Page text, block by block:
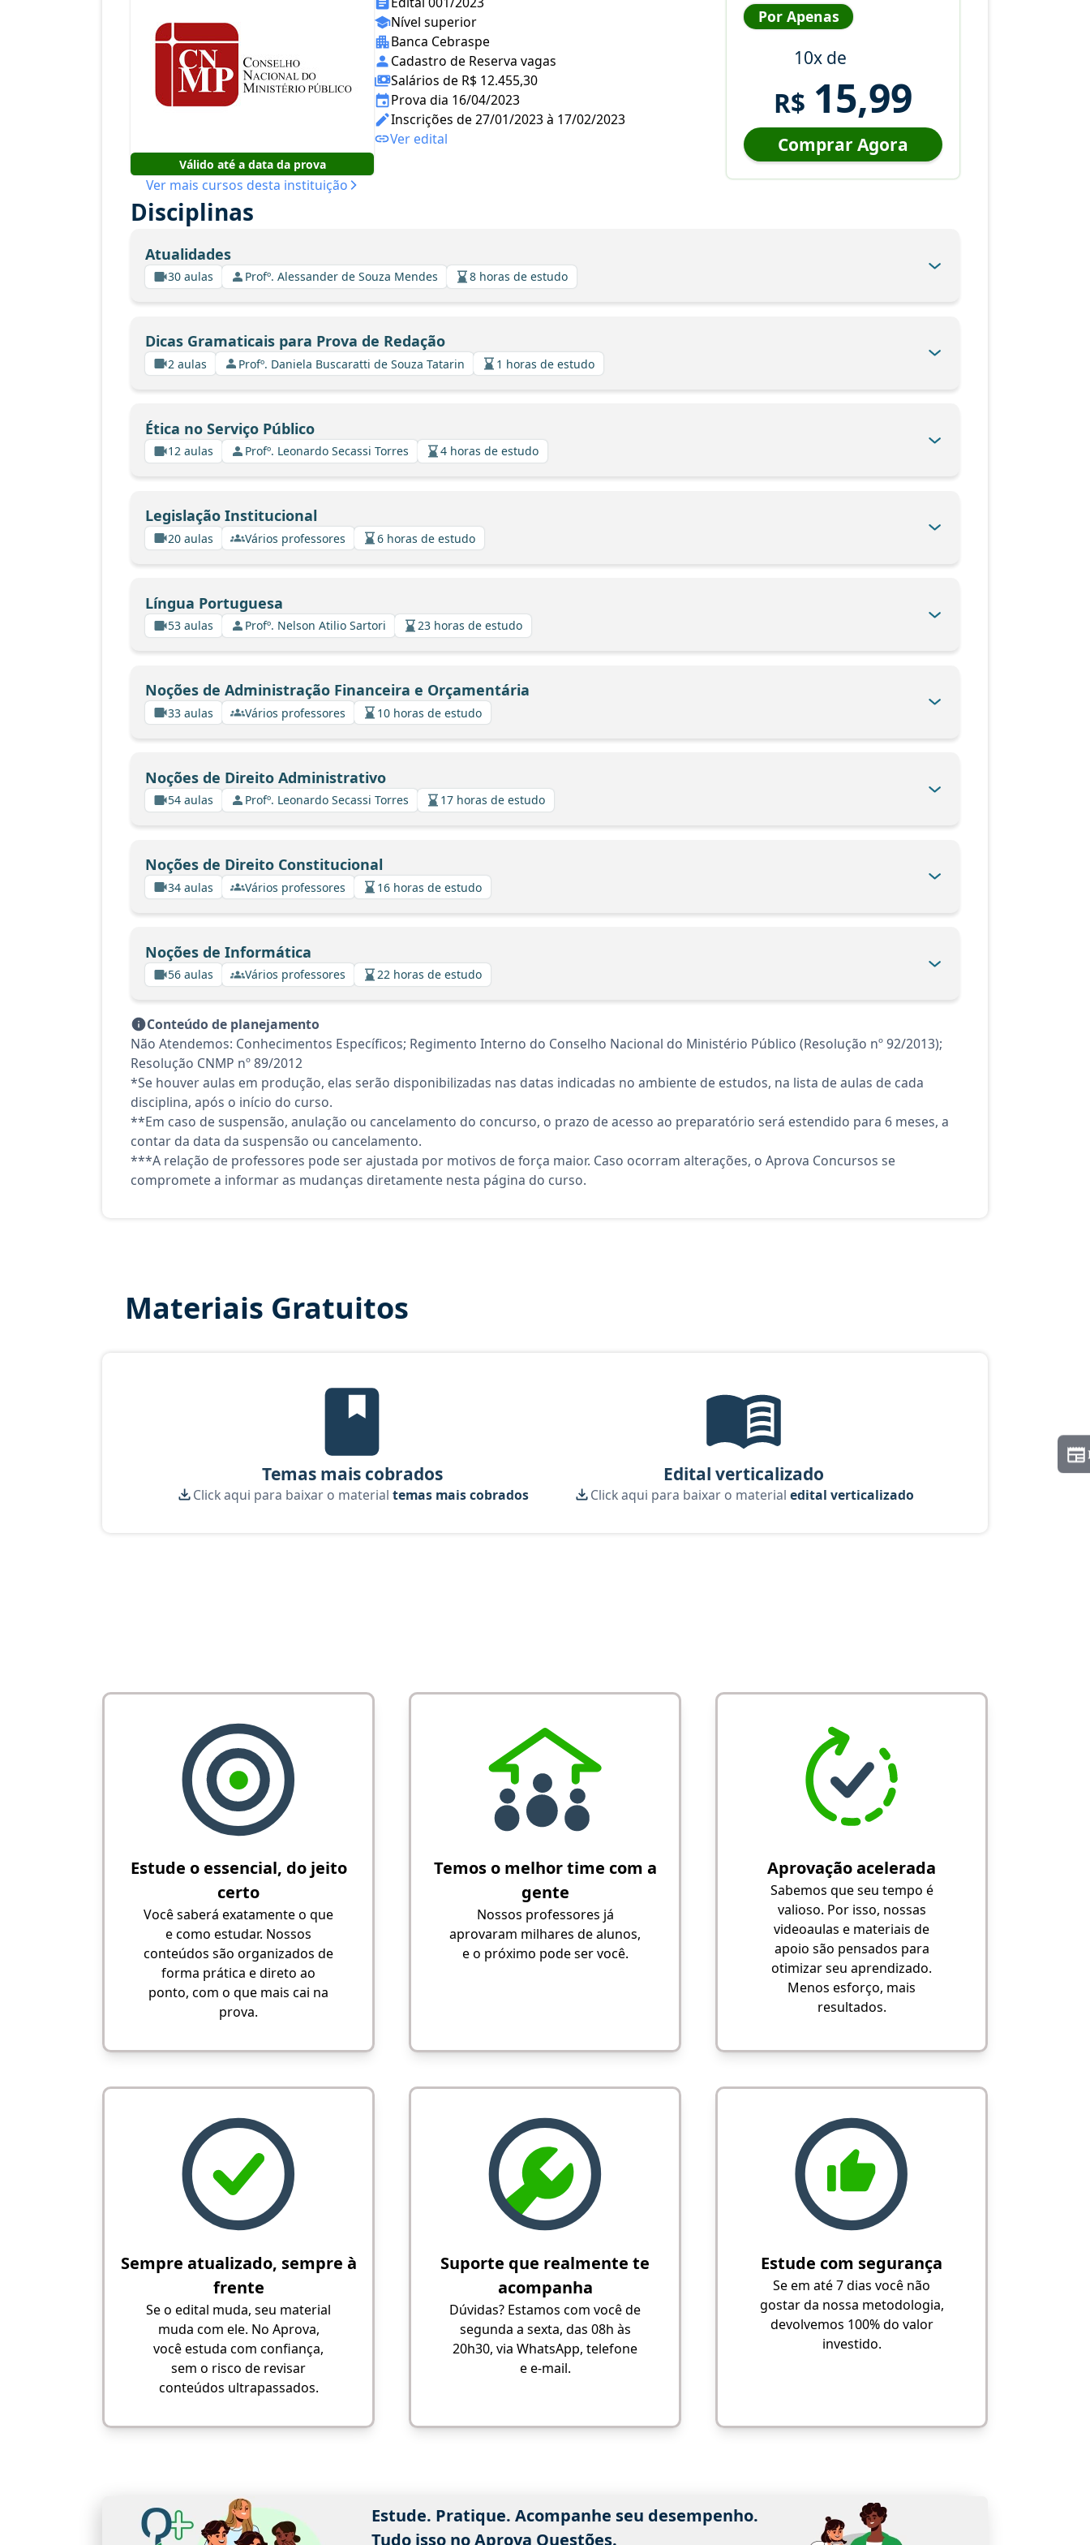
Válido até a data da prova
Ver mais cursos desta instituição
Nível superior
Banca Cebraspe
Cadastro de Reserva vagas
Salários de R$ 12.455,30
Prova dia 16/04/2023
Inscrições de 27/01/2023 à 17/02/2023
Ver edital
Por Apenas
10x de
R$ 15,99
Comprar Agora
Disciplinas
Atualidades
30 aulas Profº. Alessander de Souza Mendes 8 horas de estudo
Dicas Gramaticais para Prova de Redação
2 aulas Profº. Daniela Buscaratti de Souza Tatarin 1 horas de estudo
Ética no Serviço Público
12 aulas Profº. Leonardo Secassi Torres 4 horas de estudo
Legislação Institucional
20 aulas Vários professores 6 horas de estudo
Língua Portuguesa
53 aulas Profº. Nelson Atilio Sartori 23 horas de estudo
Noções de Administração Financeira e Orçamentária
33 aulas Vários professores 10 horas de estudo
Noções de Direito Administrativo
54 aulas Profº. Leonardo Secassi Torres 17 horas de estudo
Noções de Direito Constitucional
34 aulas Vários professores 16 horas de estudo
Noções de Informática
56 aulas Vários professores 22 horas de estudo
Conteúdo de planejamento
Não Atendemos: Conhecimentos Específicos; Regimento Interno do Conselho Nacional do Ministério Público (Resolução nº 92/2013);
Resolução CNMP nº 89/2012
*Se houver aulas em produção, elas serão disponibilizadas nas datas indicadas no ambiente de estudos, na lista de aulas de cada
disciplina, após o início do curso.
**Em caso de suspensão, anulação ou cancelamento do concurso, o prazo de acesso ao preparatório será estendido para 6 meses, a
contar da data da suspensão ou cancelamento.
***A relação de professores pode ser ajustada por motivos de força maior. Caso ocorram alterações, o Aprova Concursos se
compromete a informar as mudanças diretamente nesta página do curso.
Materiais Gratuitos
Temas mais cobrados, material gratuito do Aprova Concursos para o curso Analista: Técnico - Engenharia Civil - Conhecimentos Básicos
Temas mais cobrados
Click aqui para baixar o material temas mais cobrados
Edital verticalizado
Click aqui para baixar o materialedital verticalizado
Estude o essencial, do jeito
certo
Você saberá exatamente o que
e como estudar. Nossos
conteúdos são organizados de
forma prática e direto ao
ponto, com o que mais cai na
prova.
Temos o melhor time com a
gente
Nossos professores já
aprovaram milhares de alunos,
e o próximo pode ser você.
Aprovação acelerada
Sabemos que seu tempo é
valioso. Por isso, nossas
videoaulas e materiais de
apoio são pensados para
otimizar seu aprendizado.
Menos esforço, mais
resultados.
Sempre atualizado, sempre à
frente
Se o edital muda, seu material
muda com ele. No Aprova,
você estuda com confiança,
sem o risco de revisar
conteúdos ultrapassados.
Suporte que realmente te
acompanha
Dúvidas? Estamos com você de
segunda a sexta, das 08h às
20h30, via WhatsApp, telefone
e e-mail.
Estude com segurança
Se em até 7 dias você não
gostar da nossa metodologia,
devolvemos 100% do valor
investido.
Estude. Pratique. Acompanhe seu desempenho.
Tudo isso no Aprova Questões.